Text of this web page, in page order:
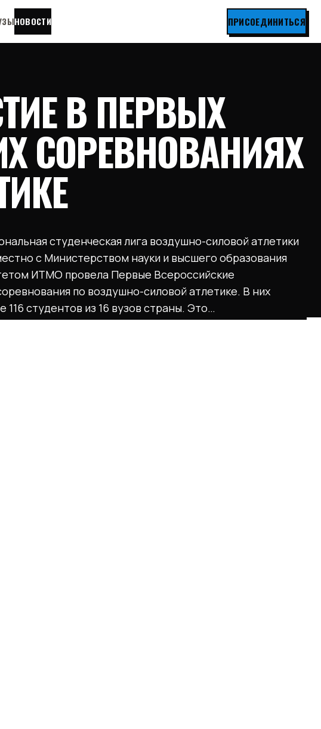
НОВОСТИ ПРИСОЕДИНИТЬСЯ
В ПЕРВЫХ
СОРЕВНОВАНИЯХ
студенческая лига воздушно-силовой атлетики
с Министерством науки и высшего образования
ИТМО провела Первые Всероссийские
по воздушно-силовой атлетике. В них
116 студентов из 16 вузов страны. Это…